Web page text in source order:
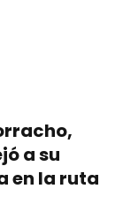
a su
en la ruta